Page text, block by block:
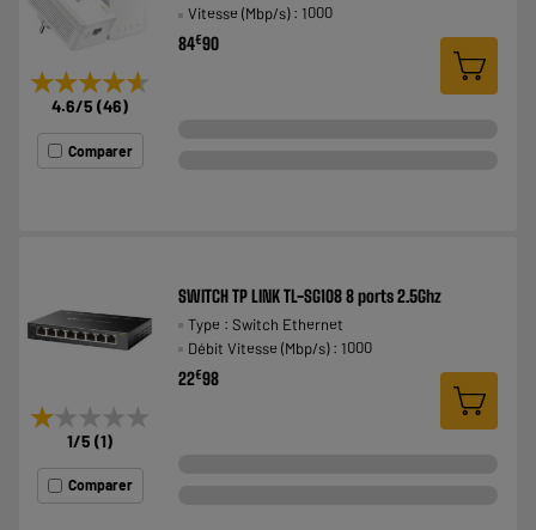
★★★★★
★★★★★
4.6/5 (46)
Comparer
Vitesse (Mbp/s) : 1000
84€90
★★★★★
★★★★★
1/5 (1)
Comparer
SWITCH TP LINK TL-SG108 8 ports 2.5Ghz
Type : Switch Ethernet
Débit Vitesse (Mbp/s) : 1000
22€98